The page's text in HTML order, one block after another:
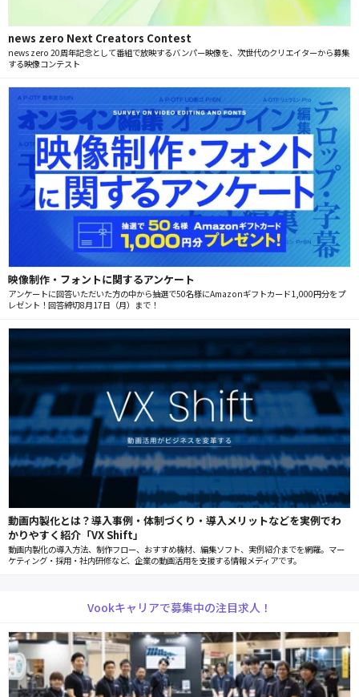
news zero Next Creators Contest
news zero 20周年記念として番組で放映するバンパー映像を、次世代のクリエイターから募集
する映像コンテスト
映像制作・フォントに関するアンケート
アンケートに回答いただいた方の中から抽選で50名様にAmazonギフトカード1,000円分をプ
レゼント！回答締切8月17日（月）まで！
動画内製化とは？導入事例・体制づくり・導入メリットなどを実例でわ
かりやすく紹介「VX Shift」
動画内製化の導入方法、制作フロー、おすすめ機材、編集ソフト、実例紹介までを網羅。マー
ケティング・採用・社内研修など、企業の動画活用を支援する情報メディアです。
Vookキャリアで募集中の注目求人！